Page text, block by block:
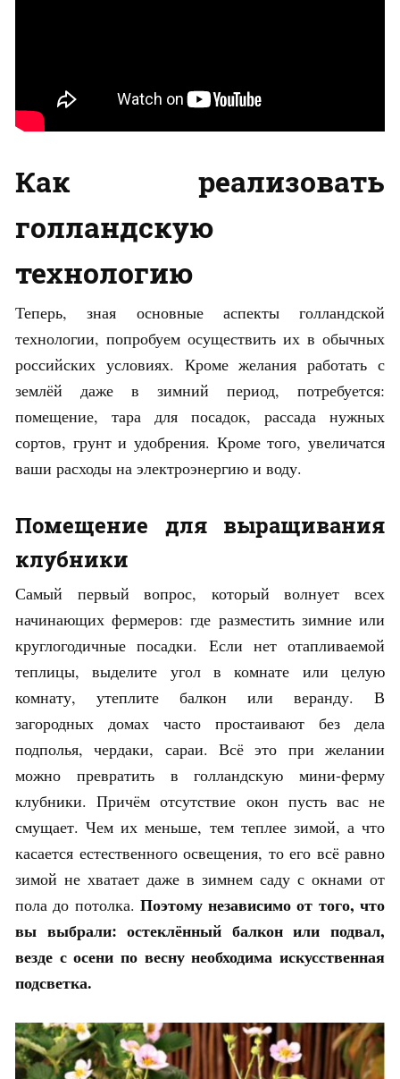
Как реализовать
голландскую
технологию
Теперь, зная основные аспекты голландской
технологии, попробуем осуществить их в обычных
российских условиях. Кроме желания работать с
землёй даже в зимний период, потребуется:
помещение, тара для посадок, рассада нужных
сортов, грунт и удобрения. Кроме того, увеличатся
ваши расходы на электроэнергию и воду.
Помещение для выращивания
клубники
Самый первый вопрос, который волнует всех
начинающих фермеров: где разместить зимние или
круглогодичные посадки. Если нет отапливаемой
теплицы, выделите угол в комнате или целую
комнату, утеплите балкон или веранду. В
загородных домах часто простаивают без дела
подполья, чердаки, сараи. Всё это при желании
можно превратить в голландскую мини-ферму
клубники. Причём отсутствие окон пусть вас не
смущает. Чем их меньше, тем теплее зимой, а что
касается естественного освещения, то его всё равно
зимой не хватает даже в зимнем саду с окнами от
пола до потолка. Поэтому независимо от того, что
вы выбрали: остеклённый балкон или подвал,
везде с осени по весну необходима искусственная
подсветка.